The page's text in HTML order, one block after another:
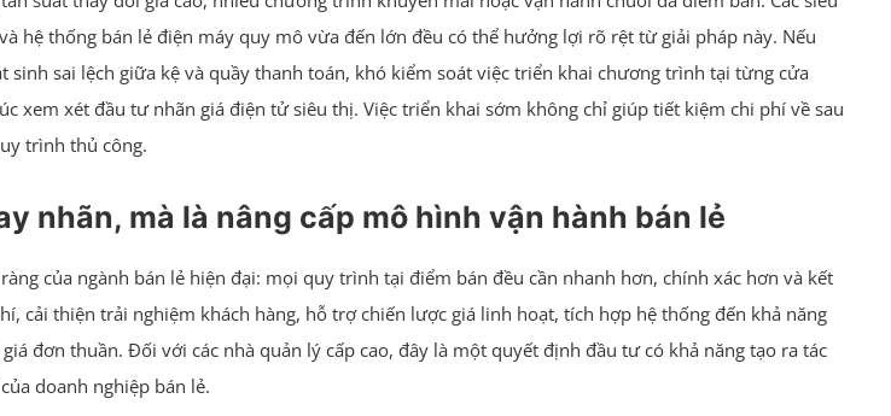
hệ thống bán lẻ điện máy quy mô vừa đến lớn đều có thể hưởng lợi rõ rệt từ giải pháp này. Nếu
sai lệch giữa kệ và quầy thanh toán, khó kiểm soát việc triển khai chương trình tại từng cửa
xem xét đầu tư nhãn giá điện tử siêu thị. Việc triển khai sớm không chỉ giúp tiết kiệm chi phí về sau
trình thủ công.
nhãn, mà là nâng cấp mô hình vận hành bán lẻ
của ngành bán lẻ hiện đại: mọi quy trình tại điểm bán đều cần nhanh hơn, chính xác hơn và kết
cải thiện trải nghiệm khách hàng, hỗ trợ chiến lược giá linh hoạt, tích hợp hệ thống đến khả năng
đơn thuần. Đối với các nhà quản lý cấp cao, đây là một quyết định đầu tư có khả năng tạo ra tác
doanh nghiệp bán lẻ.